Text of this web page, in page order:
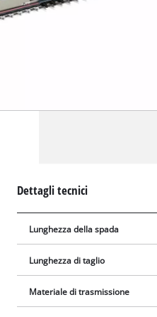
Dettagli tecnici
Lunghezza della spada
Lunghezza di taglio
Materiale di trasmissione